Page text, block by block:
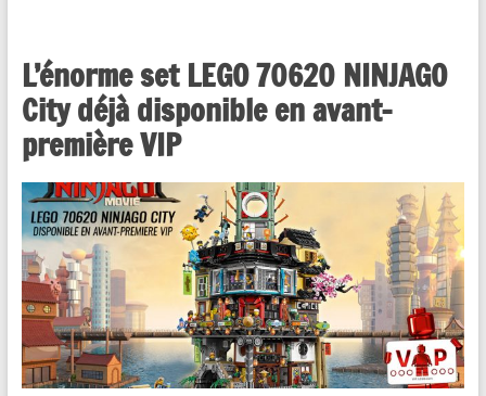
L’énorme set LEGO 70620 NINJAGO
City déjà disponible en avant-
première VIP